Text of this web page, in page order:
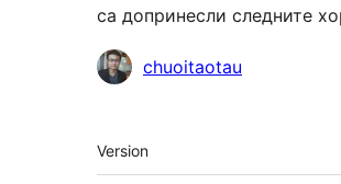
са допринесли следните
Сътрудници
chuoitaotau
Мета
Version